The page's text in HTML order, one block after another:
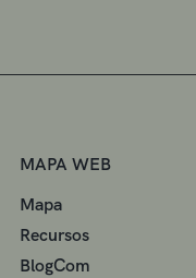
MAPA WEB
Mapa
Recursos
BlogCom